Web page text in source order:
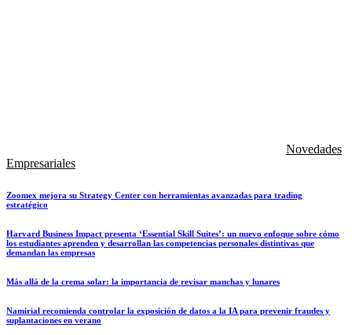
Novedades
Empresariales
Zoomex mejora su Strategy Center con herramientas avanzadas para trading
estratégico
Harvard Business Impact presenta ‘Essential Skill Suites’: un nuevo enfoque sobre cómo
los estudiantes aprenden y desarrollan las competencias personales distintivas que
demandan las empresas
Más allá de la crema solar: la importancia de revisar manchas y lunares
Namirial recomienda controlar la exposición de datos a la IA para prevenir fraudes y
suplantaciones en verano